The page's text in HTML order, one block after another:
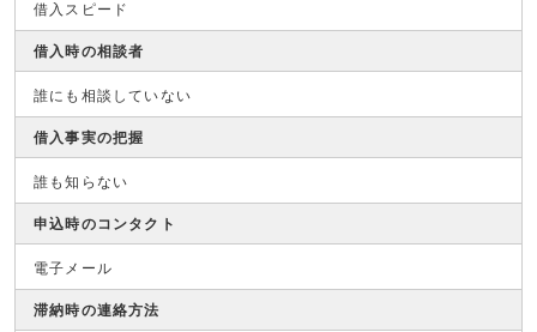
借入スピード
借入時の相談者
誰にも相談していない
借入事実の把握
誰も知らない
申込時のコンタクト
電子メール
滞納時の連絡方法